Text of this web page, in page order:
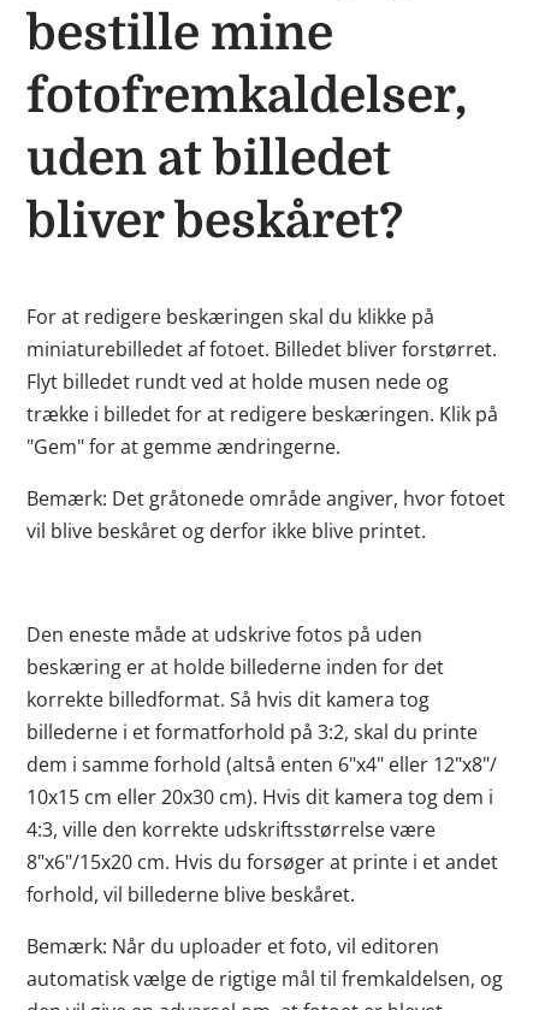
bestille mine
fotofremkaldelser,
uden at billedet
bliver beskåret?
For at redigere beskæringen skal du klikke på
miniaturebilledet af fotoet. Billedet bliver forstørret.
Flyt billedet rundt ved at holde musen nede og
trække i billedet for at redigere beskæringen. Klik på
"Gem" for at gemme ændringerne.
Bemærk: Det gråtonede område angiver, hvor fotoet
vil blive beskåret og derfor ikke blive printet.
Den eneste måde at udskrive fotos på uden
beskæring er at holde billederne inden for det
korrekte billedformat. Så hvis dit kamera tog
billederne i et formatforhold på 3:2, skal du printe
dem i samme forhold (altså enten 6"x4" eller 12"x8"/
10x15 cm eller 20x30 cm). Hvis dit kamera tog dem i
4:3, ville den korrekte udskriftsstørrelse være
8"x6"/15x20 cm. Hvis du forsøger at printe i et andet
forhold, vil billederne blive beskåret.
Bemærk: Når du uploader et foto, vil editoren
automatisk vælge de rigtige mål til fremkaldelsen, og